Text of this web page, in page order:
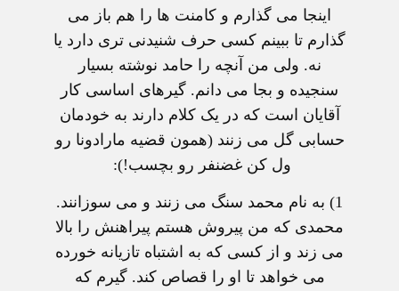
اينجا می گذارم و کامنت ها را هم باز می
گذارم تا ببينم کسی حرف شنيدنی تری دارد يا
نه. ولی من آنچه را حامد نوشته بسيار
سنجيده و بجا می دانم. گيرهای اساسی کار
آقايان است که در يک کلام دارند به خودمان
حسابی گل می زنند (همون قضيه مارادونا رو
ول کن غضنفر رو بچسب!):
1) به نام محمد سنگ می زنند و می سوزانند.
محمدی که من پیروش هستم پیراهنش را بالا
می زند و از کسی که به اشتباه تازیانه خورده
می خواهد تا او را قصاص کند. گیرم که